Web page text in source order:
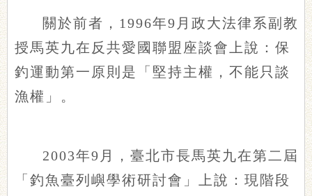
關於前者，1996年9月政大法律系副教
授馬英九在反共愛國聯盟座談會上說：保
釣運動第一原則是「堅持主權，不能只談
漁權」。
2003年9月，臺北市長馬英九在第二屆
「釣魚臺列嶼學術研討會」上說：現階段